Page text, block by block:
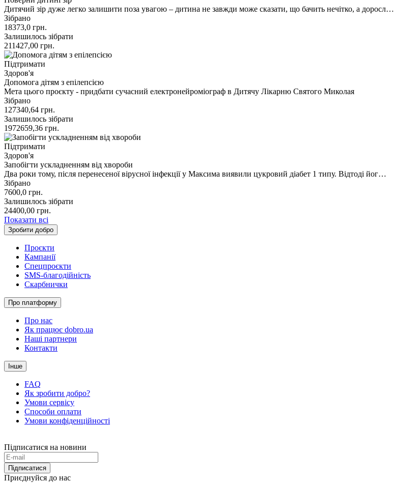
Дитячий зір дуже легко залишити поза увагою – дитина не завжди може сказати, що бачить нечітко, а доросл…
Зібрано
18373,0 грн.
Залишилось зібрати
211427,00 грн.
Підтримати
Здоров'я
Допомога дітям з епілепсією
Мета цього проєкту - придбати сучасний електронейроміограф в Дитячу Лікарню Святого Миколая
Зібрано
127340,64 грн.
Залишилось зібрати
1972659,36 грн.
Підтримати
Здоров'я
Запобігти ускладненням від хвороби
Два роки тому, після перенесеної вірусної інфекції у Максима виявили цукровий діабет 1 типу. Відтоді йог…
Зібрано
7600,0 грн.
Залишилось зібрати
24400,00 грн.
Показати всі
Зробити добро
Проєкти
Кампанії
Спецпроєкти
SMS-благодійність
Скарбнички
Про платформу
Про нас
Як працює dobro.ua
Наші партнери
Контакти
Інше
FAQ
Як зробити добро?
Умови сервісу
Способи оплати
Умови конфіденційності
Підписатися на новини
Підписатися
Приєднуйся до нас